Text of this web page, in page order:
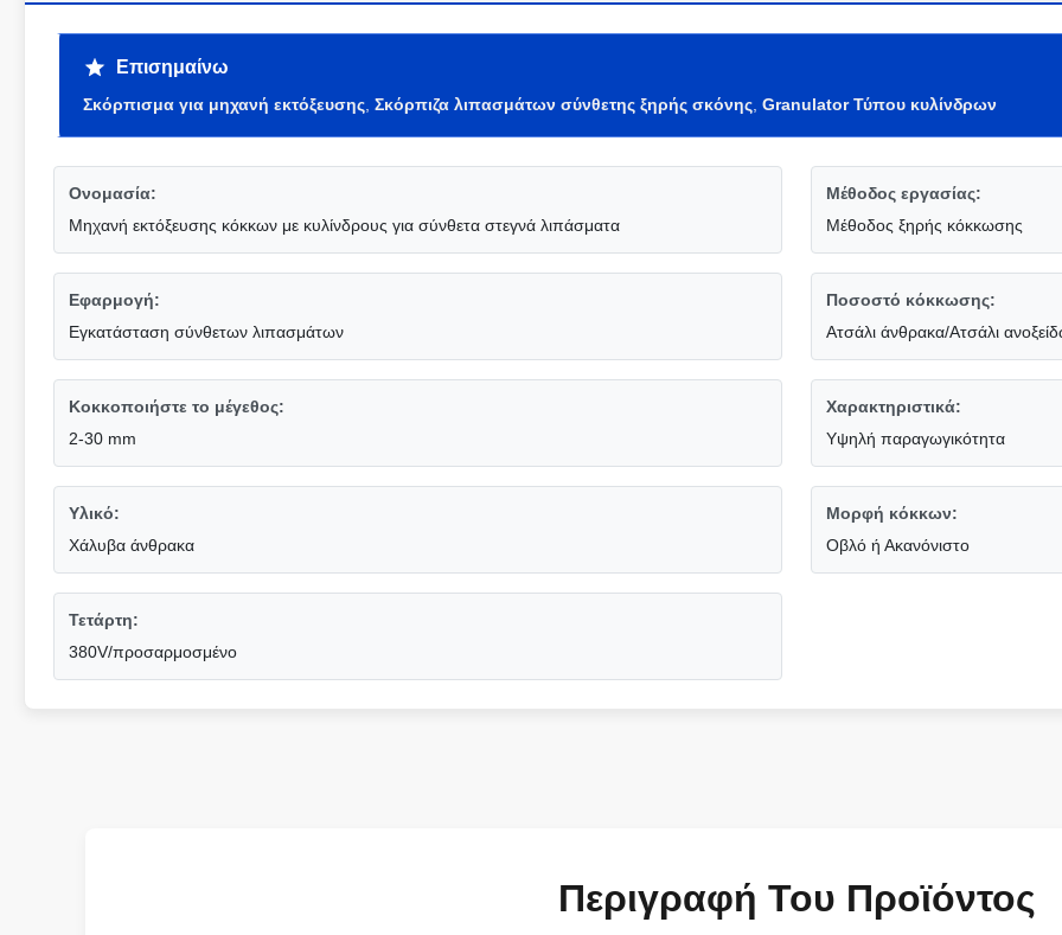
Επισημαίνω
Σκόρπισμα για μηχανή εκτόξευσης Σκόρπιζα λιπασμάτων σύνθετης ξηρής σκόνης Granulator Τύπου κυλίνδρων
Ονομασία:
Μηχανή εκτόξευσης κόκκων με κυλίνδρους για σύνθετα στεγνά λιπάσματα
Μέθοδος εργασίας:
Μέθοδος ξηρής κόκκωσης
Εφαρμογή:
Εγκατάσταση σύνθετων λιπασμάτων
Ποσοστό κόκκωσης:
Ατσάλι άνθρακα/Ατσάλι
Κοκκοποιήστε το μέγεθος:
2-30 mm
Χαρακτηριστικά:
Υψηλή παραγωγικότητα
Υλικό:
Χάλυβα άνθρακα
Μορφή κόκκων:
Οβλό ή Ακανόνιστο
Τετάρτη:
380V/προσαρμοσμένο
Περιγραφή Του Προϊόντος